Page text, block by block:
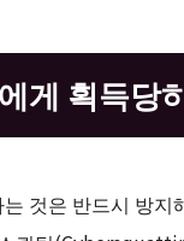
게 획득당
것은 반드시 방지